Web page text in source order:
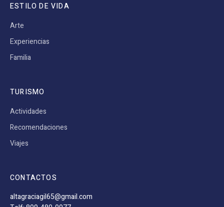
ESTILO DE VIDA
Arte
Experiencias
Familia
TURISMO
Actividades
Recomendaciones
Viajes
CONTACTOS
altagraciagil65@gmail.com